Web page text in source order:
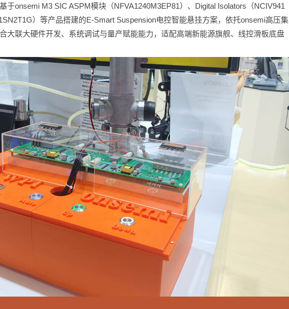
于onsemi M3 SIC ASPM模块（NFVA1240M3EP81）、Digital Isolators（NCIV941
）等产品搭建的E-Smart Suspension电控智能悬挂方案，依托onsemi高压集
大联大硬件开发、系统调试与量产赋能能力，适配高端新能源旗舰、线控滑板底盘